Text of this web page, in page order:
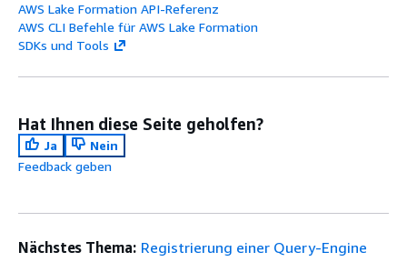
AWS Lake Formation API-Referenz
AWS CLI Befehle für AWS Lake Formation
SDKs und Tools
Hat Ihnen diese Seite geholfen?
Ja
Nein
Feedback geben
Nächstes Thema: Registrierung einer Query-Engine